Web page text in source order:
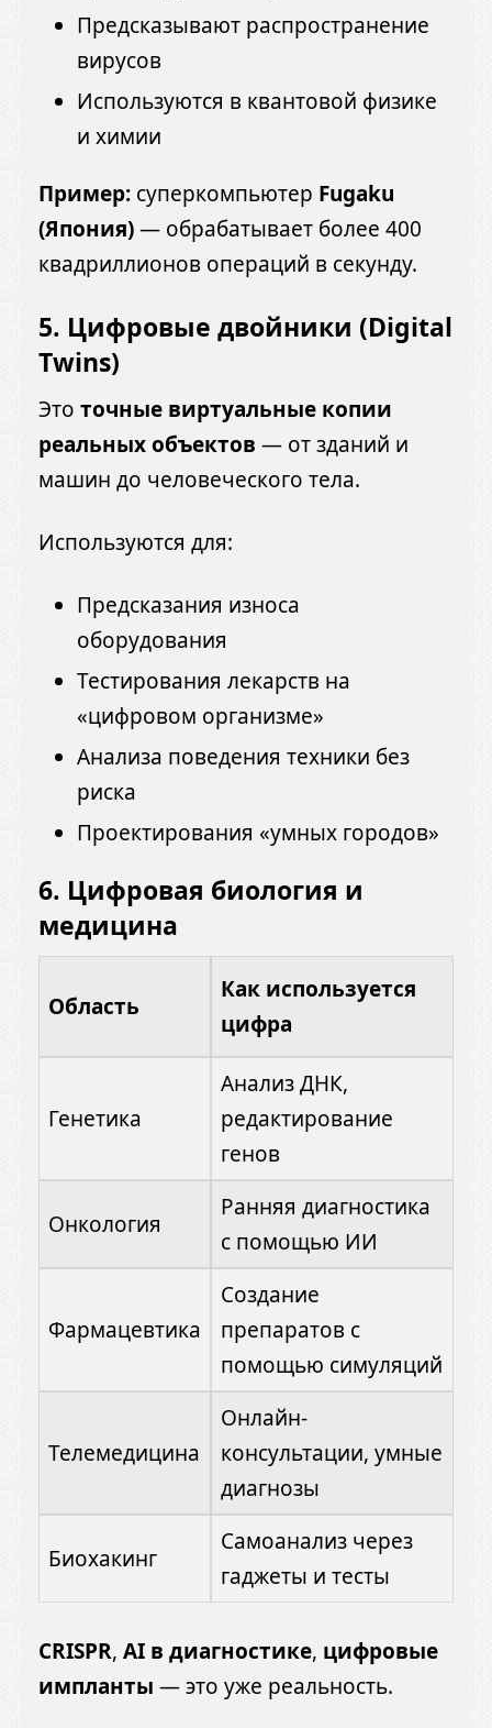
Предсказывают распространение
вирусов
Используются в квантовой физике
и химии
Пример: суперкомпьютер Fugaku
(Япония)— обрабатывает более 400
квадриллионов операций в секунду.
5. Цифровые двойники (Digital
Twins)
Это точные виртуальные копии
реальных объектов — от зданий и
машин до человеческого тела.
Используются для:
Предсказания износа
оборудования
Тестирования лекарств на
«цифровом организме»
Анализа поведения техники без
риска
Проектирования «умных городов»
6. Цифровая биология и
медицина
Область
Как используется
цифра
Генетика
Анализ ДНК,
редактирование
генов
Онкология
Ранняя диагностика
с помощью ИИ
Фармацевтика
Создание
препаратов с
помощью симуляций
Телемедицина
Онлайн-
консультации, умные
диагнозы
Биохакинг
Самоанализ через
гаджеты и тесты
CRISPR, AI в диагностике, цифровые
импланты — это уже реальность.